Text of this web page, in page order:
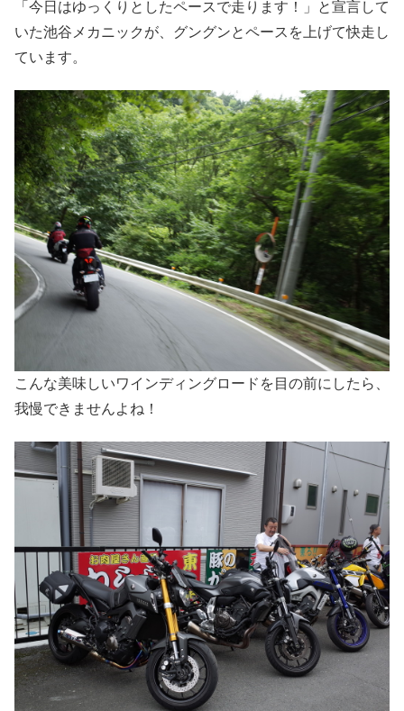
「今日はゆっくりとしたペースで走ります！」と宣言して
いた池谷メカニックが、グングンとペースを上げて快走し
ています。
こんな美味しいワインディングロードを目の前にしたら、
我慢できませんよね！